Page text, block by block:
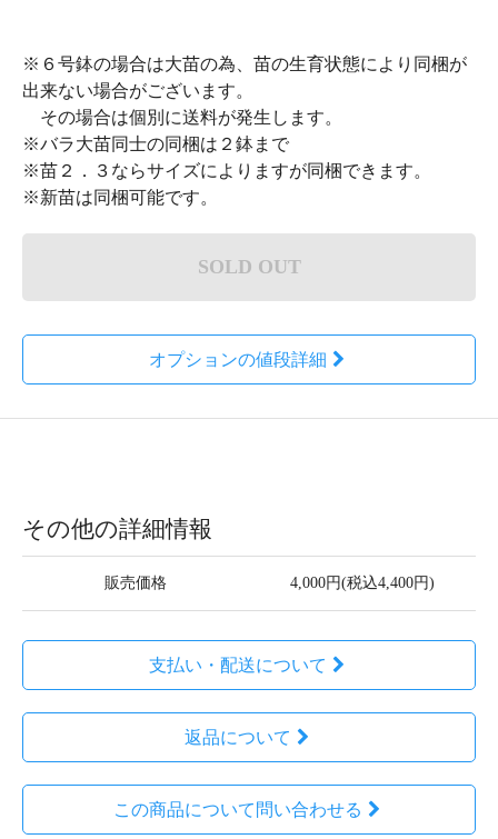
※６号鉢の場合は大苗の為、苗の生育状態により同梱が
出来ない場合がございます。
その場合は個別に送料が発生します。
※バラ大苗同士の同梱は２鉢まで
※苗２．３ならサイズによりますが同梱できます。
※新苗は同梱可能です。
SOLD OUT
オプションの値段詳細
その他の詳細情報
販売価格 4,000円(税込4,400円)
支払い・配送について
返品について
この商品について問い合わせる